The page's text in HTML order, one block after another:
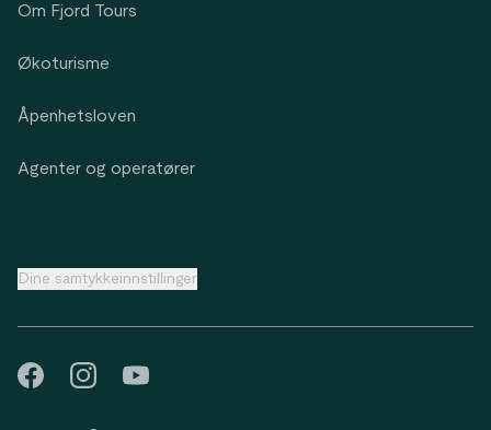
Om Fjord Tours
Økoturisme
Åpenhetsloven
Agenter og operatører
Dine samtykkeinnstillinger